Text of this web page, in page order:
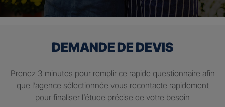
DEMANDE DE DEVIS
Prenez 3 minutes pour remplir ce rapide questionnaire afin
que l’agence sélectionnée vous recontacte rapidement
pour finaliser l’étude précise de votre besoin